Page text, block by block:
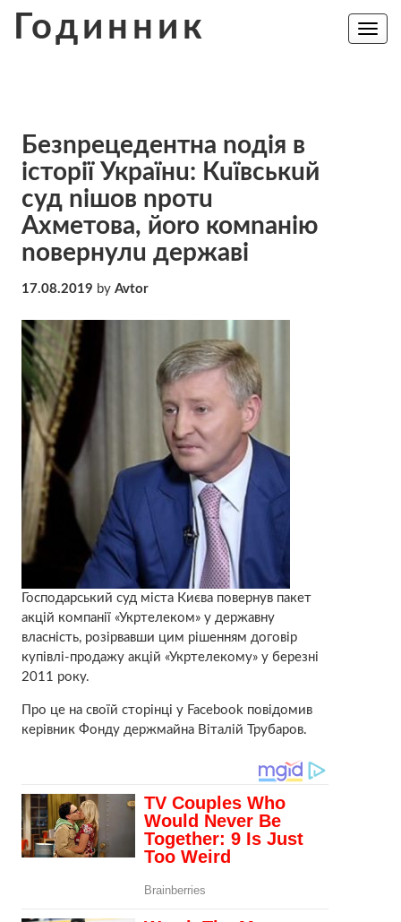
Годинник
Toggle
Безnрецедентна nодія в
істоpії Українu: Кuївськuй
суд nішов nротu
Ахметова, йоrо комnанію
nовернулu державі
17.08.2019 by Avtor
Господарський суд міста Києва повернув пакет
акцій компанії «Укртелеком» у державну
власність, розірвавши цим рішенням договір
купівлі-продажу акцій «Укртелекому» у березні
2011 року.
Про це на своїй сторінці у Facebook повідомив
керівник Фонду держмайна Віталій Трубаров.